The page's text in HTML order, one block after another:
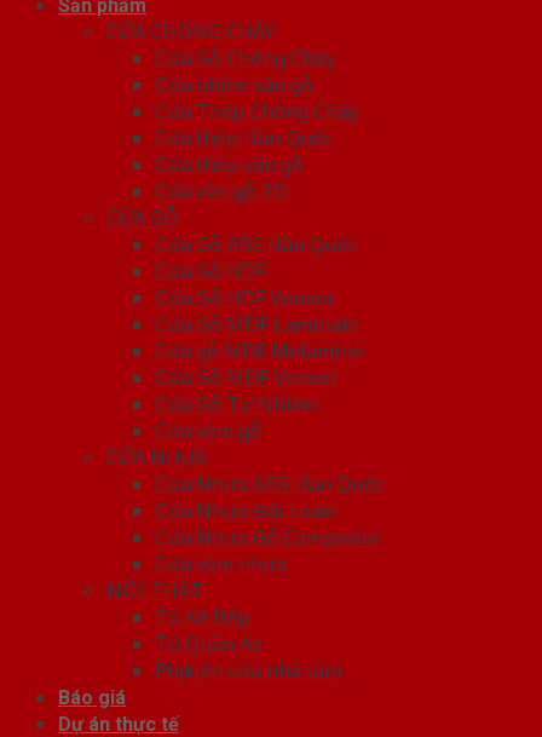
Sản phẩm
CỬA CHỐNG CHÁY
Cửa Gỗ Chống Cháy
Cửa nhôm vân gỗ
Cửa Thép Chống Cháy
Cửa thép Hàn Quốc
Cửa thép vân gỗ
Cửa vân gỗ 5D
CỬA GỖ
Cửa Gỗ ABS Hàn Quốc
Cửa Gỗ HDF
Cửa Gỗ HDF Veneer
Cửa Gỗ MDF Laminate
Cửa gỗ MDF Melamine
Cửa Gỗ MDF Veneer
Cửa Gỗ Tự Nhiên
Cửa vòm gỗ
CỬA NHỰA
Cửa Nhựa ABS Hàn Quốc
Cửa Nhựa Đài Loan
Cửa Nhựa Gỗ Composite
Cửa vòm nhựa
NỘI THẤT
Tủ Kệ Bếp
Tủ Quần Áo
Phụ kiện cửa nhà tắm
Báo giá
Dự án thực tế